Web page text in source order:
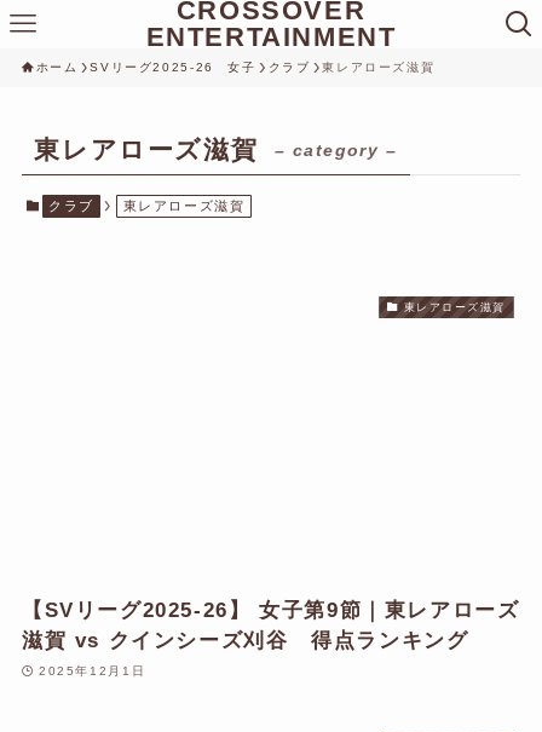
CROSSOVER
ENTERTAINMENT
ホーム SVリーグ2025-26 女子 クラブ 東レアローズ滋賀
東レアローズ滋賀 – category –
クラブ 東レアローズ滋賀
東レアローズ滋賀
【SVリーグ2025-26】 女子第9節｜東レアローズ
滋賀 vs クインシーズ刈谷 得点ランキング
2025年12月1日